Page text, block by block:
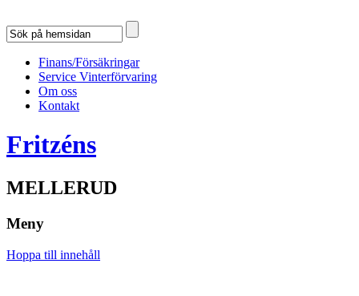
Finans/Försäkringar
Service Vinterförvaring
Om oss
Kontakt
Fritzéns
MELLERUD
Meny
Hoppa till innehåll